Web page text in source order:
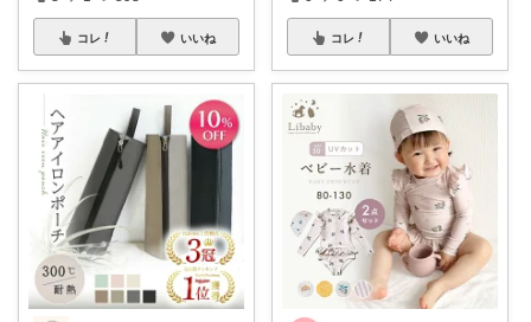
コレ いいね コレ いいね